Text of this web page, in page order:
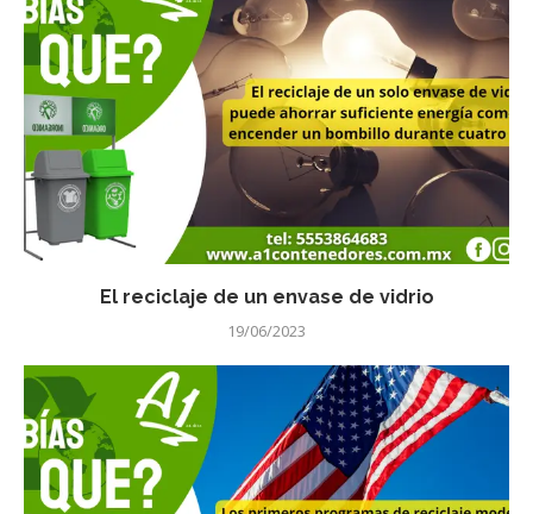
El reciclaje de un envase de vidrio
19/06/2023